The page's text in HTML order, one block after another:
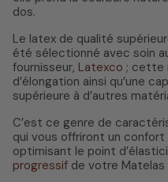
dos.
Le latex de qualité
été sélectionné avec soin
fournisseur, Latexco ; cette
d’élongation ainsi qu’une
supérieure à d’autres
C’est ce genre de
qui vous offriront un confort
optimisant le point
progressif de votre Matelas